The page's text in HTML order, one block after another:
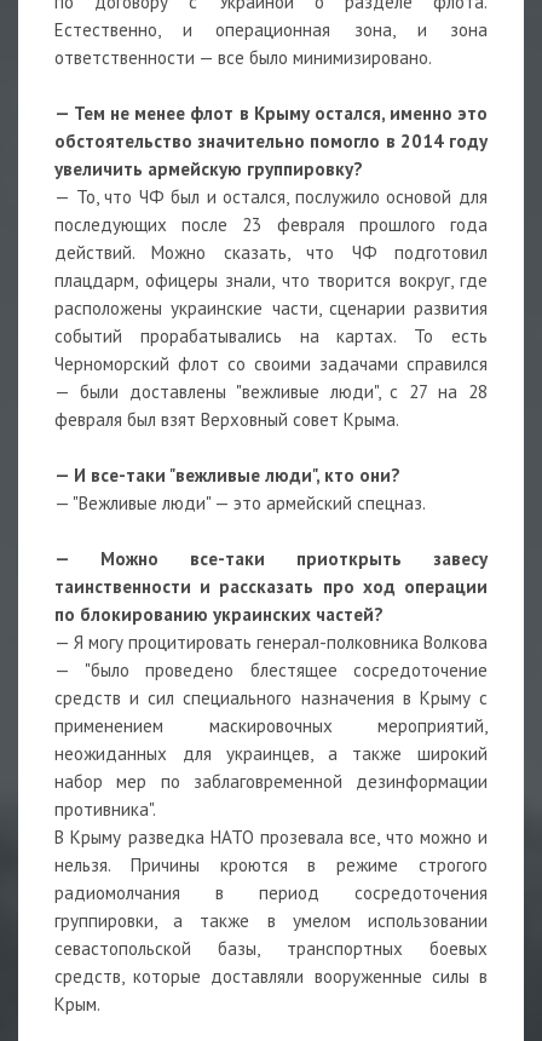
Естественно, и операционная зона, и зона
ответственности — все было минимизировано.
— Тем не менее флот в Крыму остался, именно это
обстоятельство значительно помогло в 2014 году
увеличить армейскую группировку?
— То, что ЧФ был и остался, послужило основой для
последующих после 23 февраля прошлого года
действий. Можно сказать, что ЧФ подготовил
плацдарм, офицеры знали, что творится вокруг, где
расположены украинские части, сценарии развития
событий прорабатывались на картах. То есть
Черноморский флот со своими задачами справился
— были доставлены "вежливые люди", с 27 на 28
февраля был взят Верховный совет Крыма.
— И все-таки "вежливые люди", кто они?
— "Вежливые люди" — это армейский спецназ.
— Можно все-таки приоткрыть завесу
таинственности и рассказать про ход операции
по блокированию украинских частей?
— Я могу процитировать генерал-полковника Волкова
— "было проведено блестящее сосредоточение
средств и сил специального назначения в Крыму с
применением маскировочных мероприятий,
неожиданных для украинцев, а также широкий
набор мер по заблаговременной дезинформации
противника".
В Крыму разведка НАТО прозевала все, что можно и
нельзя. Причины кроются в режиме строгого
радиомолчания в период сосредоточения
группировки, а также в умелом использовании
севастопольской базы, транспортных боевых
средств, которые доставляли вооруженные силы в
Крым.